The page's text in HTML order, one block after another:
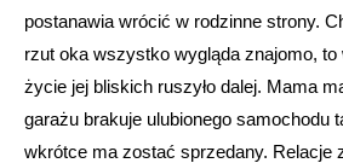
postanawia wrócić w rodzinne strony.
rzut oka wszystko wygląda znajomo,
życie jej bliskich ruszyło dalej. Mama
garażu brakuje ulubionego samochodu
wkrótce ma zostać sprzedany. Relacje